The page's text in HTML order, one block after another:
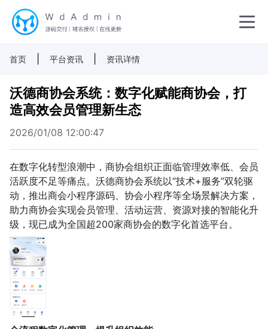
首页 平台资讯 资讯详情
沃德商协会系统：数字化赋能商协会，打
造高效会员管理新生态
2026/01/08 12:00:47
在数字化转型浪潮中，商协会组织正面临管理效率低、会员
活跃度不足等痛点。沃德商协会系统以“技术+服务”双轮驱
动，推出商会小程序源码、协会小程序等全场景解决方案，
助力商协会实现会员管理、活动运营、资源对接的智能化升
级，现已成为全国超200家商协会的数字化首选平台。